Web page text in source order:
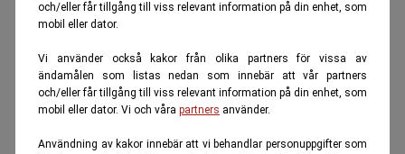
och/eller får tillgång till viss relevant information på din enhet, som
mobil eller dator.
Vi använder också kakor från olika partners för vissa av
ändamålen som listas nedan som innebär att vår partners
och/eller får tillgång till viss relevant information på din enhet, som
mobil eller dator. Vi och våra partners använder.
Användning av kakor innebär att vi behandlar personuppgifter som